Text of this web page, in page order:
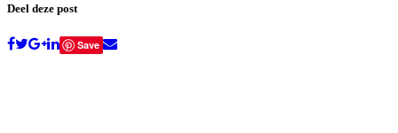
Deel deze post
Save